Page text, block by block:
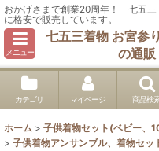
おかげさまで創業20周年！ 七五三
に格安で販売しています。
メニュー
七五三着物 お宮参
の通
カテゴリ マイページ 商品検
ホーム > 子供着物セット(ベビー、
> 子供着物アンサンブル、着物セッ